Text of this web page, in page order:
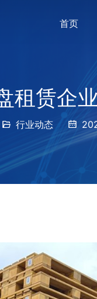
首页
租赁企
行业动态